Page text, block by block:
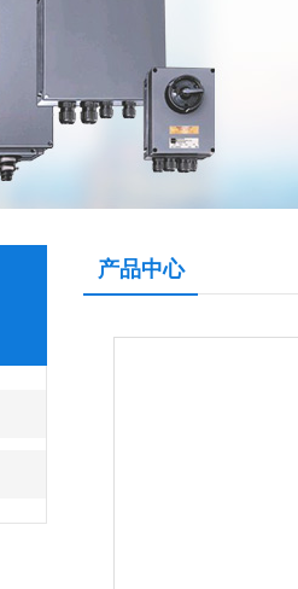
产品中心